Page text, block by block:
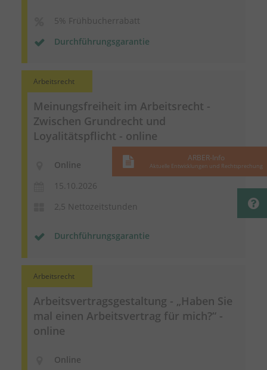
5% Frühbucherrabatt
Durchführungsgarantie
Arbeitsrecht
Meinungsfreiheit im Arbeitsrecht -
Zwischen Grundrecht und
Loyalitätspflicht - online
Online
15.10.2026
2,5 Nettozeitstunden
Durchführungsgarantie
Arbeitsrecht
Arbeitsvertragsgestaltung - „Haben Sie
mal einen Arbeitsvertrag für mich?“ -
online
Online
ARBER-Info
Aktuelle Entwicklungen und Rechtsprechung